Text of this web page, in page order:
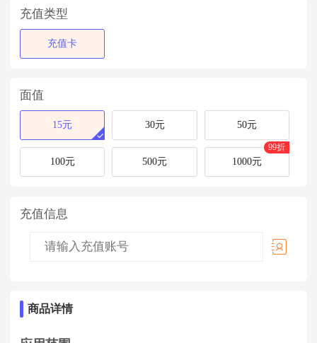
充值类型
充值卡
面值
15元 30元 50元
100元 500元
99折
1000元
充值信息
商品详情